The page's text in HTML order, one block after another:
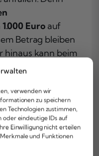
verwenden wir
zu speichern
Technologien zustimmen,
oder eindeutige IDs auf
Einwilligung nicht erteilen
und Funktionen
Euroauf
Betrag bleiben
hinaus kann beim
werden. Mit
Zinsen
– selbst
wird,